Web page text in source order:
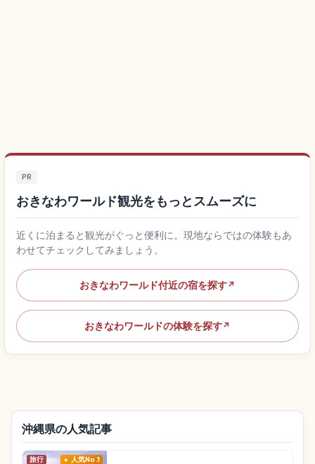
PR
おきなわワールド観光をもっとスムーズに
近くに泊まると観光がぐっと便利に。現地ならではの体験もあ
わせてチェックしてみましょう。
おきなわワールド付近の宿を探す↗
おきなわワールドの体験を探す↗
沖縄県の人気記事
旅行 人気No.1